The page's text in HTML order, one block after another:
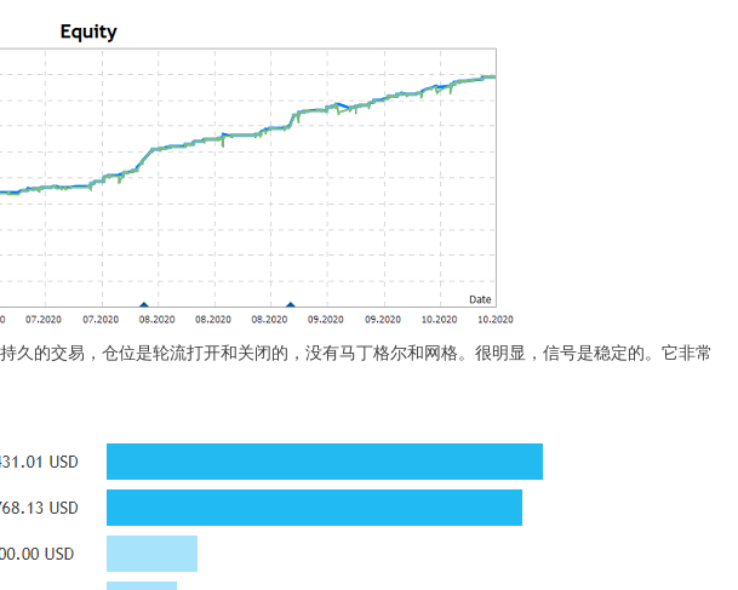
的交易，仓位是轮流打开和关闭的，没有马丁格尔和网格。很明显，信号是稳定的。它非常